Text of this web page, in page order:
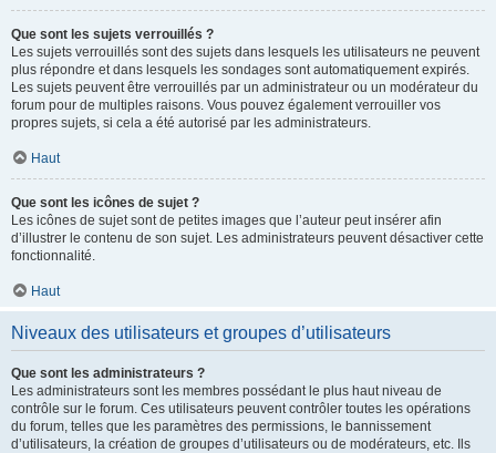
Que sont les sujets verrouillés ?
Les sujets verrouillés sont des sujets dans lesquels les utilisateurs ne peuvent
plus répondre et dans lesquels les sondages sont automatiquement expirés.
Les sujets peuvent être verrouillés par un administrateur ou un modérateur du
forum pour de multiples raisons. Vous pouvez également verrouiller vos
propres sujets, si cela a été autorisé par les administrateurs.
Haut
Que sont les icônes de sujet ?
Les icônes de sujet sont de petites images que l’auteur peut insérer afin
d’illustrer le contenu de son sujet. Les administrateurs peuvent désactiver cette
fonctionnalité.
Haut
Niveaux des utilisateurs et groupes d’utilisateurs
Que sont les administrateurs ?
Les administrateurs sont les membres possédant le plus haut niveau de
contrôle sur le forum. Ces utilisateurs peuvent contrôler toutes les opérations
du forum, telles que les paramètres des permissions, le bannissement
d’utilisateurs, la création de groupes d’utilisateurs ou de modérateurs, etc. Ils